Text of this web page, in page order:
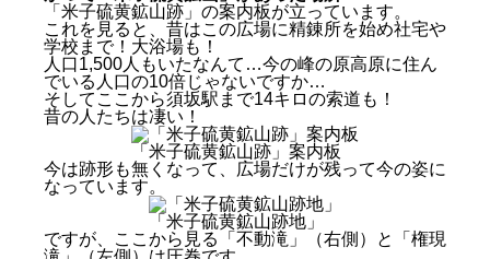
「米子硫黄鉱山跡」の案内板が立っています。
これを見ると、昔はこの広場に精錬所を始め社宅や
学校まで！大浴場も！
人口1,500人もいたなんて…今の峰の原高原に住ん
でいる人口の10倍じゃないですか…
そしてここから須坂駅まで14キロの索道も！
昔の人たちは凄い！
「米子硫黄鉱山跡」案内板
今は跡形も無くなって、広場だけが残って今の姿に
なっています。
「米子硫黄鉱山跡地」
ですが、ここから見る「不動滝」（右側）と「権現